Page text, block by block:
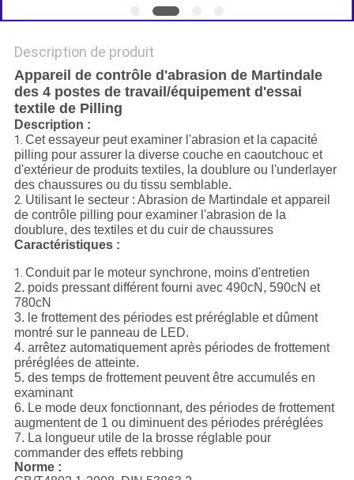
Description de produit
Appareil de contrôle d'abrasion de Martindale
des 4 postes de travail/équipement d'essai
textile de Pilling
Description :
1. Cet essayeur peut examiner l'abrasion et la capacité
pilling pour assurer la diverse couche en caoutchouc et
d'extérieur de produits textiles, la doublure ou l'underlayer
des chaussures ou du tissu semblable.
2. Utilisant le secteur : Abrasion de Martindale et appareil
de contrôle pilling pour examiner l'abrasion de la
doublure, des textiles et du cuir de chaussures
Caractéristiques :
1. Conduit par le moteur synchrone, moins d'entretien
2. poids pressant différent fourni avec 490cN, 590cN et
780cN
3. le frottement des périodes est préréglable et dûment
montré sur le panneau de LED.
4. arrêtez automatiquement après périodes de frottement
préréglées de atteinte.
5. des temps de frottement peuvent être accumulés en
examinant
6. Le mode deux fonctionnant, des périodes de frottement
augmentent de 1 ou diminuent des périodes préréglées
7. La longueur utile de la brosse réglable pour
commander des effets rebbing
Norme :